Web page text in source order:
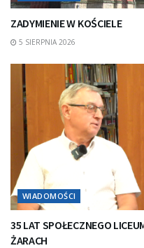
ZADYMIENIE W KOŚCIELE
5 SIERPNIA 2026
WIADOMOŚCI
35 LAT SPOŁECZNEGO
ŻARACH